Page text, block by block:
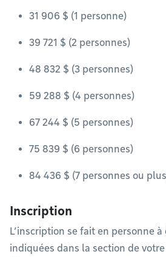
31 906 $ (1 personne)
39 721 $ (2 personnes)
48 832 $ (3 personnes)
59 288 $ (4 personnes)
67 244 $ (5 personnes)
75 839 $ (6 personnes)
84 436 $ (7 personnes ou
Inscription
L’inscription se fait en personne
indiquées dans la section de